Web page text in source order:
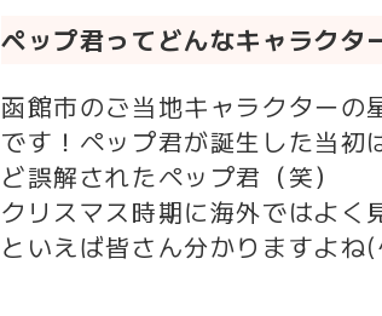
ペップ君ってどんなキャラクタ
函館市のご当地キャラクターの
です！ペップ君が誕生した当
ど誤解されたペップ君（笑）
クリスマス時期に海外ではよく
といえば皆さん分かりますよ